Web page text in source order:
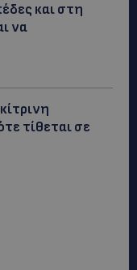
και στη
να
τίθεται σε